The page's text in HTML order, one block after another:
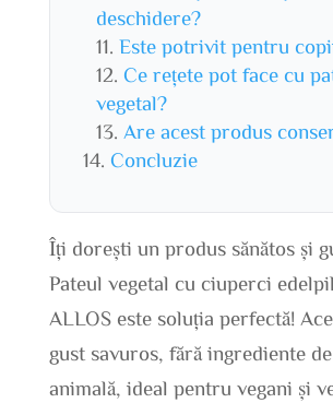
deschidere?
Este potrivit pentru
Ce rețete pot face cu
vegetal?
Are acest produs
Concluzie
Îți dorești un produs sănătos și
Pateul vegetal cu ciuperci
ALLOS este soluția perfectă!
gust savuros, fără ingrediente
animală, ideal pentru vegani și